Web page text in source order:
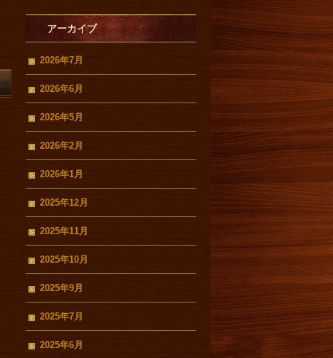
アーカイブ
2026年7月
2026年6月
2026年5月
2026年2月
2026年1月
2025年12月
2025年11月
2025年10月
2025年9月
2025年7月
2025年6月